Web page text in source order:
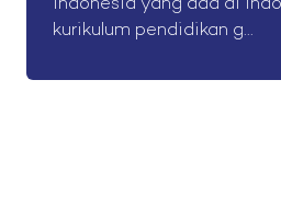
Indonesia yang ada di
kurikulum pendidikan g...